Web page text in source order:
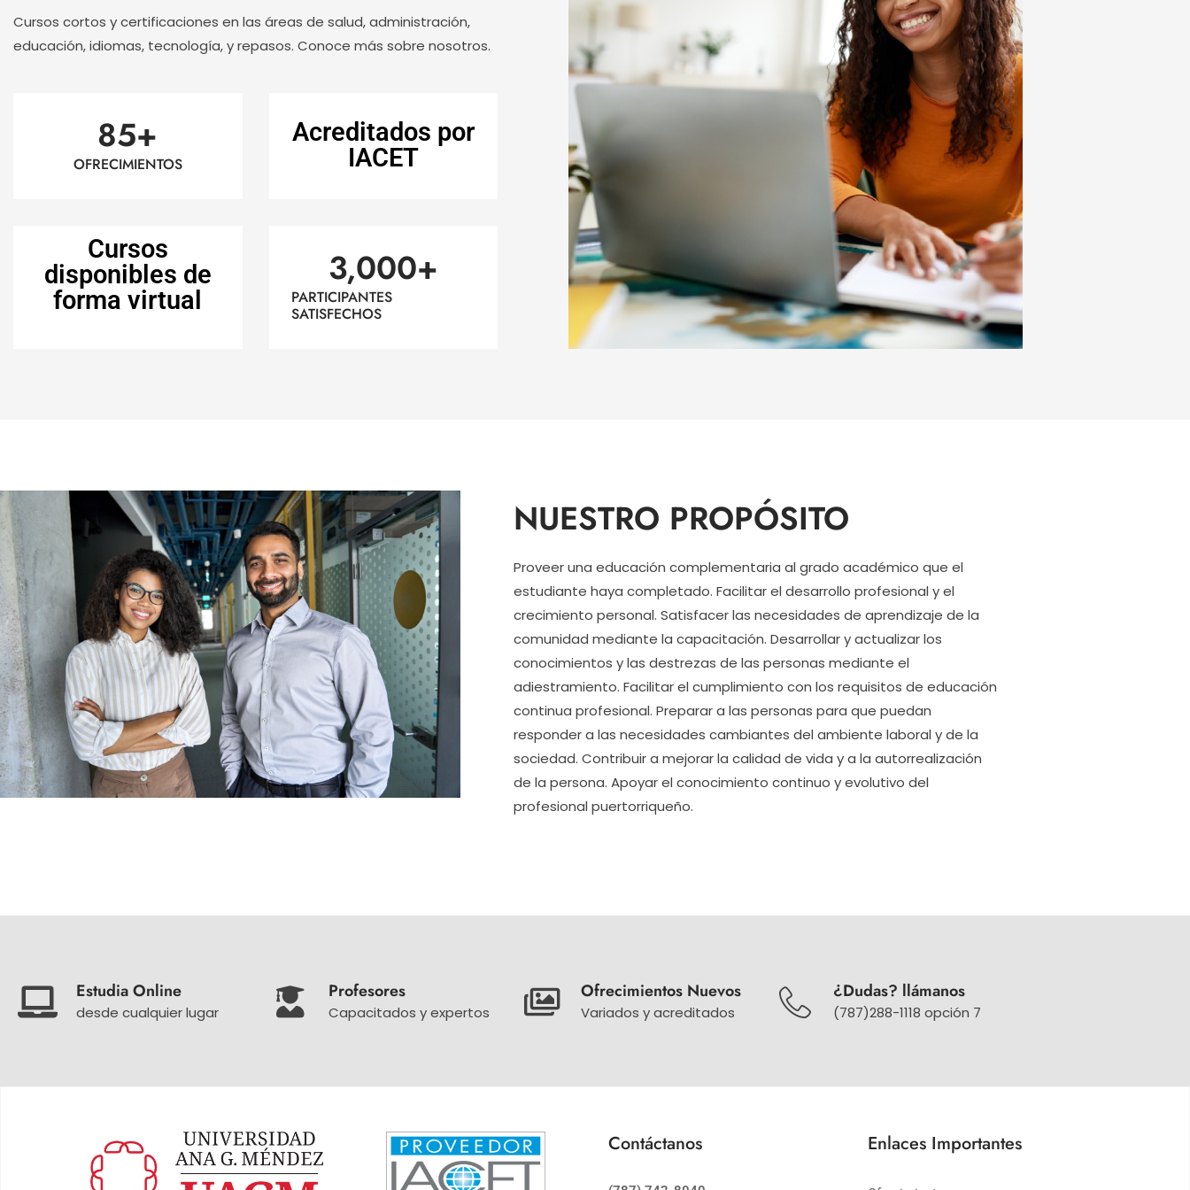
Cursos cortos y certificaciones en las áreas de salud, administración,
educación, idiomas, tecnología, y repasos. Conoce más sobre nosotros.
OFRECIMIENTOS
85+
Acreditados por
IACET
Cursos
disponibles de
forma virtual
PARTICIPANTES
SATISFECHOS
3,000+
NUESTRO PROPÓSITO
Proveer una educación complementaria al grado académico que el
estudiante haya completado. Facilitar el desarrollo profesional y el
crecimiento personal. Satisfacer las necesidades de aprendizaje de la
comunidad mediante la capacitación. Desarrollar y actualizar los
conocimientos y las destrezas de las personas mediante el
adiestramiento. Facilitar el cumplimiento con los requisitos de educación
continua profesional. Preparar a las personas para que puedan
responder a las necesidades cambiantes del ambiente laboral y de la
sociedad. Contribuir a mejorar la calidad de vida y a la autorrealización
de la persona. Apoyar el conocimiento continuo y evolutivo del
profesional puertorriqueño.
Estudia Online
desde cualquier lugar
Profesores
Capacitados y expertos
Ofrecimientos Nuevos
Variados y acreditados
¿Dudas? llámanos
(787)288-1118 opción 7
Contáctanos Enlaces Importantes